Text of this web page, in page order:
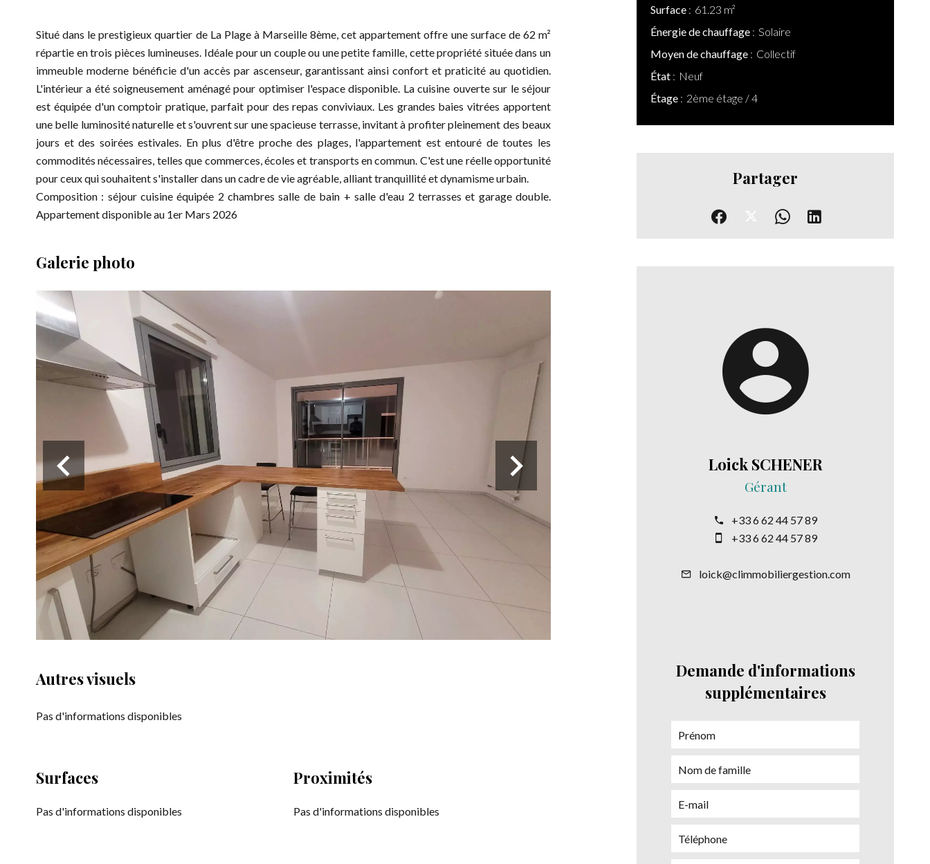
Situé dans le prestigieux quartier de La Plage à Marseille 8ème, cet appartement offre une surface de 62 m²
répartie en trois pièces lumineuses. Idéale pour un couple ou une petite famille, cette propriété située dans un
immeuble moderne bénéficie d'un accès par ascenseur, garantissant ainsi confort et praticité au quotidien.
L'intérieur a été soigneusement aménagé pour optimiser l'espace disponible. La cuisine ouverte sur le séjour
est équipée d'un comptoir pratique, parfait pour des repas conviviaux. Les grandes baies vitrées apportent
une belle luminosité naturelle et s'ouvrent sur une spacieuse terrasse, invitant à profiter pleinement des beaux
jours et des soirées estivales. En plus d'être proche des plages, l'appartement est entouré de toutes les
commodités nécessaires, telles que commerces, écoles et transports en commun. C'est une réelle opportunité
pour ceux qui souhaitent s'installer dans un cadre de vie agréable, alliant tranquillité et dynamisme urbain.
Composition : séjour cuisine équipée 2 chambres salle de bain + salle d'eau 2 terrasses et garage double.
Appartement disponible au 1er Mars 2026
Galerie photo
Autres visuels
Pas d'informations disponibles
Surfaces
Pas d'informations disponibles
Proximités
Pas d'informations disponibles
Surface
61.23 m²
Énergie de chauffage
Solaire
Moyen de chauffage
Collectif
État
Neuf
Étage
2ème étage / 4
Partager
Loick SCHENER
Gérant
+33 6 62 44 57 89
+33 6 62 44 57 89
loick@climmobiliergestion.com
Demande d'informations
supplémentaires